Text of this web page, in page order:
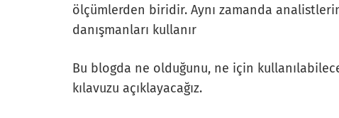
ölçümlerden biridir. Aynı zamanda
danışmanları kullanır
Bu blogda ne olduğunu, ne için
kılavuzu açıklayacağız.